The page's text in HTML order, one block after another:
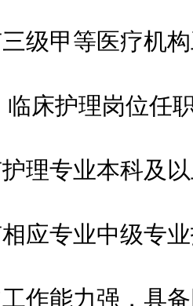
甲等医疗机构
床护理岗位任
专业本科及以
专业中级专业
能力强，具备